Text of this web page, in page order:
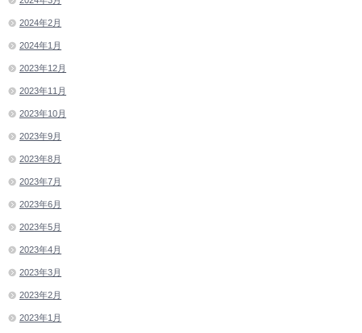
2024年2月
2024年1月
2023年12月
2023年11月
2023年10月
2023年9月
2023年8月
2023年7月
2023年6月
2023年5月
2023年4月
2023年3月
2023年2月
2023年1月